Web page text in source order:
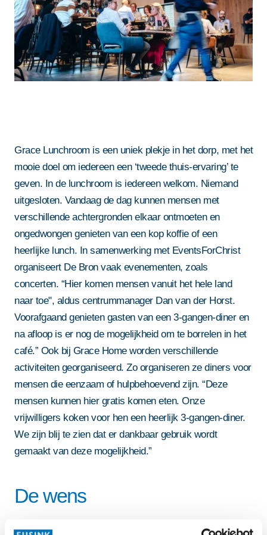
Grace Lunchroom is een uniek plekje in het dorp, met het
mooie doel om iedereen een ‘tweede thuis-ervaring’ te
geven. In de lunchroom is iedereen welkom. Niemand
uitgesloten. Vandaag de dag kunnen mensen met
verschillende achtergronden elkaar ontmoeten en
ongedwongen genieten van een kop koffie of een
heerlijke lunch. In samenwerking met EventsForChrist
organiseert De Bron vaak evenementen, zoals
concerten. “Hier komen mensen vanuit het hele land
naar toe", aldus centrummanager Dan van der Horst.
Voorafgaand genieten gasten van een 3-gangen-diner en
na afloop is er nog de mogelijkheid om te borrelen in het
café.” Ook bij Grace Home worden verschillende
activiteiten georganiseerd. Zo organiseren ze diners voor
mensen die eenzaam of hulpbehoevend zijn. “Deze
mensen kunnen hier gratis komen eten. Onze
vrijwilligers koken voor hen een heerlijk 3-gangen-diner.
We zijn blij te zien dat er dankbaar gebruik wordt
gemaakt van deze mogelijkheid.”
De wens